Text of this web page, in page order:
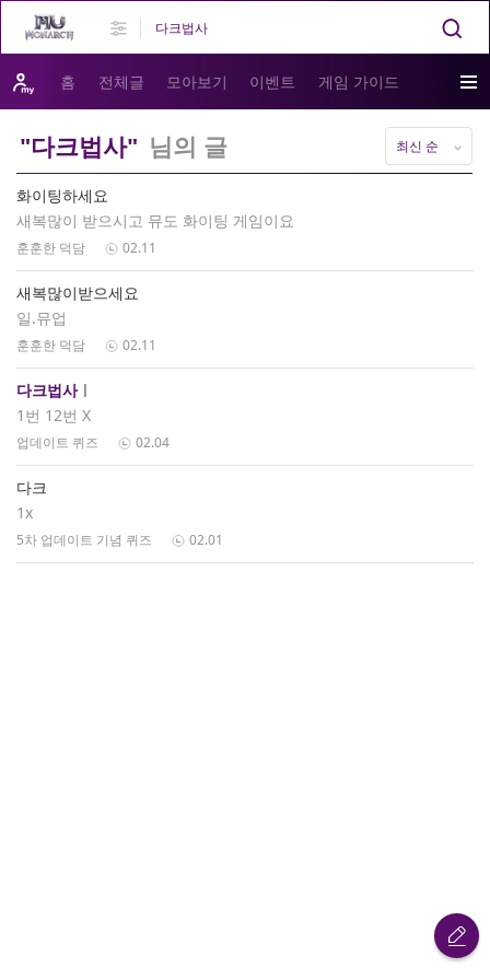
홈 전체글 모아보기 이벤트 게임 가이드
"다크법사" 님의 글 최신 순
화이팅하세요
새복많이 받으시고 뮤도 화이팅 게임이요
훈훈한 덕담 02.11
새복많이받으세요
일.뮤업
훈훈한 덕담 02.11
다크법사ㅣ
1번 12번 X
업데이트 퀴즈 02.04
다크
1x
5차 업데이트 기념 퀴즈 02.01